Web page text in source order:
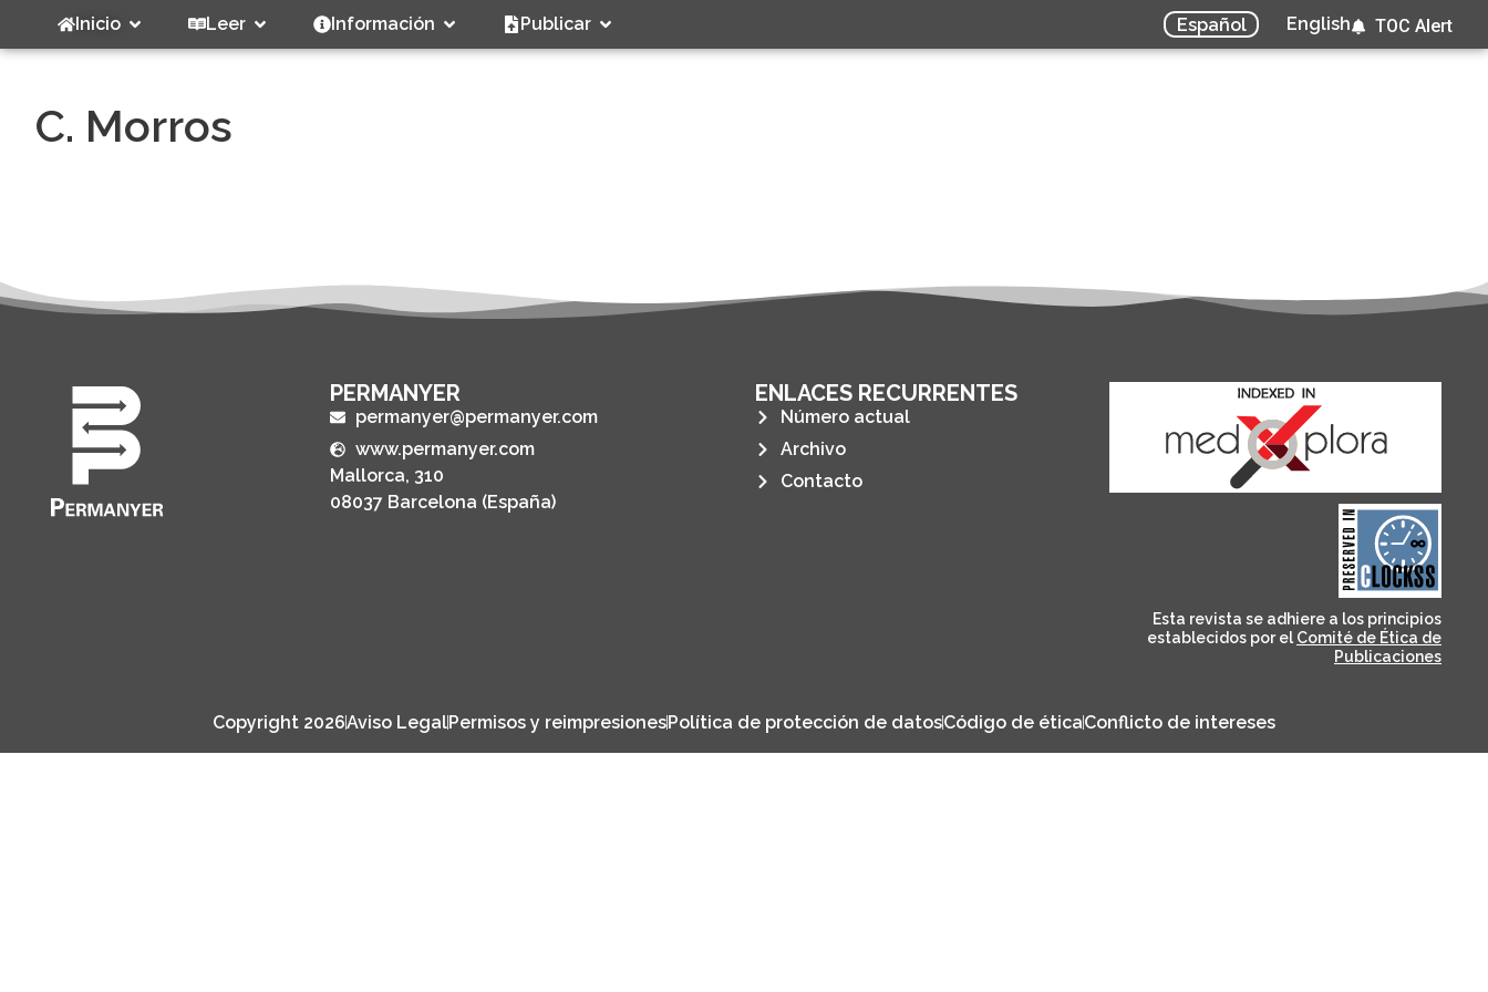
Inicio Leer Información Publicar Español English TOC Alert
C. Morros
PERMANYER
permanyer@permanyer.com
www.permanyer.com
Mallorca, 310
08037 Barcelona (España)
ENLACES RECURRENTES
Número actual
Archivo
Contacto
CLOCKSS is a dak archive
that ensures the long-
term survival of web-
based scholary
publications, governed by
and for its stakeholders.
Esta revista se adhiere a los principios
establecidos por el Comité de Ética de
Publicaciones
Copyright 2026Aviso LegalPermisos y reimpresionesPolítica de protección de datosCódigo de éticaConflicto de intereses